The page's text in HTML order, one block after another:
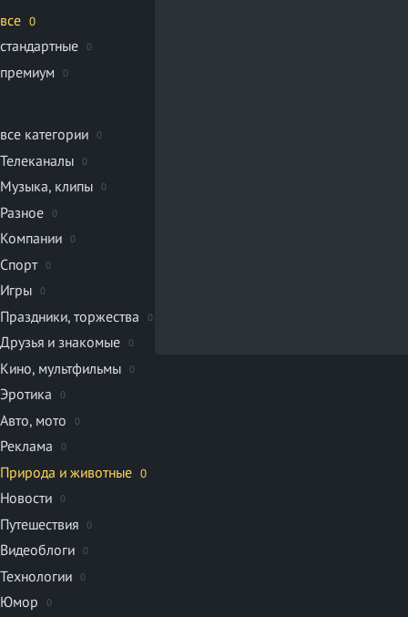
все 0
стандартные 0
премиум 0
все категории 0
Телеканалы 0
Музыка, клипы 0
Разное 0
Компании 0
Спорт 0
Игры 0
Праздники, торжества 0
Друзья и знакомые 0
Кино, мультфильмы 0
Эротика 0
Авто, мото 0
Реклама 0
Природа и животные 0
Новости 0
Путешествия 0
Видеоблоги 0
Технологии 0
Юмор 0